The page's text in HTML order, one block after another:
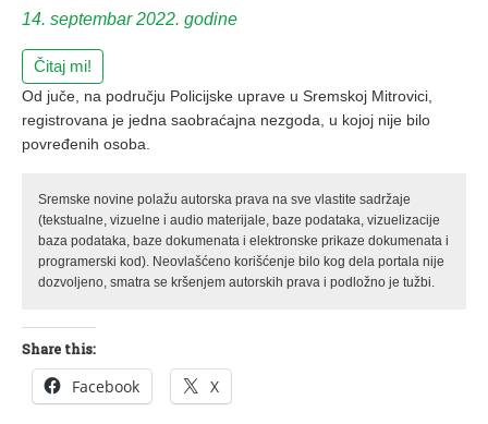
14. septembar 2022. godine
Čitaj mi!
Od juče, na području Policijske uprave u Sremskoj Mitrovici,
registrovana je jedna saobraćajna nezgoda, u kojoj nije bilo
povređenih osoba.
Sremske novine polažu autorska prava na sve vlastite sadržaje
(tekstualne, vizuelne i audio materijale, baze podataka, vizuelizacije
baza podataka, baze dokumenata i elektronske prikaze dokumenata i
programerski kod). Neovlašćeno korišćenje bilo kog dela portala nije
dozvoljeno, smatra se kršenjem autorskih prava i podložno je tužbi.
Share this:
Facebook X